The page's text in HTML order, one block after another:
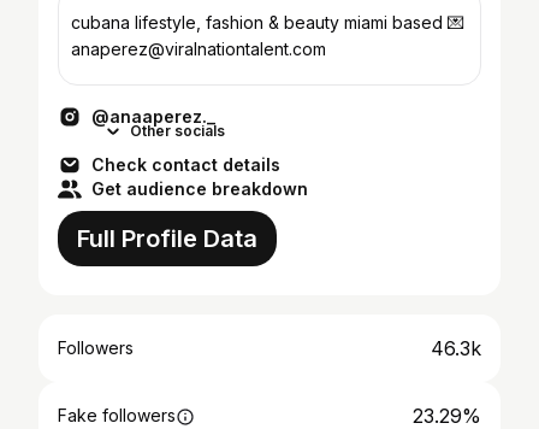
cubana lifestyle, fashion & beauty miami based 💌
anaperez@viralnationtalent.com
@anaaperez._
Other socials
Check contact details
Get audience breakdown
Full Profile Data
Followers 46.3k
Fake followers 23.29%